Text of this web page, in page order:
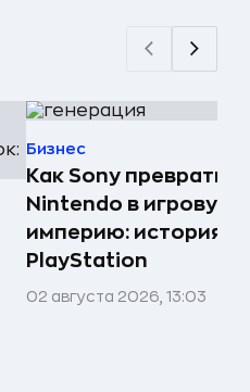
Бизнес
Как Sony
Nintendo в игровую
империю: история
PlayStation
02 августа 2026, 13:03